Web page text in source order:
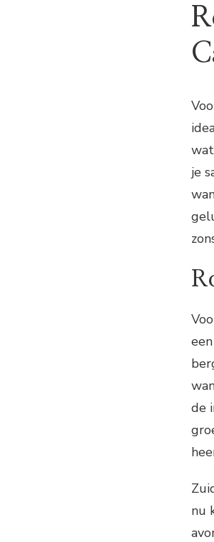
je
de
nu